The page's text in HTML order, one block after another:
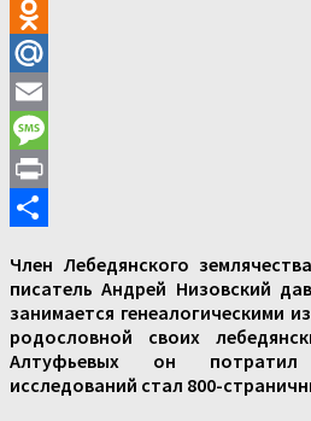
VK
Odnoklassniki
Mail.Ru
Email
Message
Print
Член Лебедянского
писатель Андрей Низовский
занимается генеалогическими
родословной своих
Алтуфьевых он потратил
исследований стал 800-